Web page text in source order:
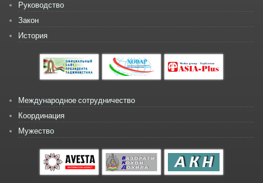
Руководство
Закон
История
Международное сотрудничество
Координация
Мужество